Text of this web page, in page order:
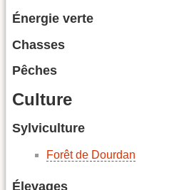
Énergie verte
Chasses
Pêches
Culture
Sylviculture
Forêt de Dourdan
Élevages